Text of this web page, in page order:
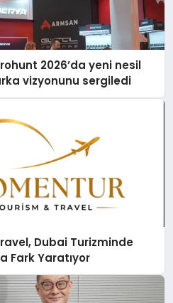
2026’da yeni nesil
vizyonunu sergiledi
Dubai Turizminde
Fark Yaratıyor